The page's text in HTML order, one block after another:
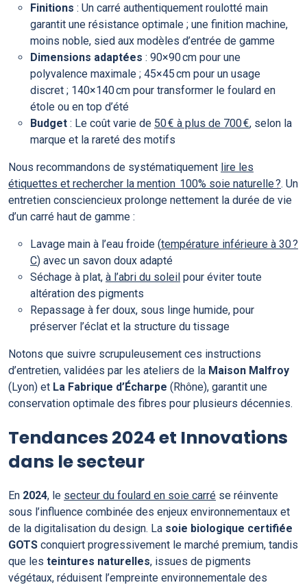
Finitions : Un carré authentiquement roulotté main
garantit une résistance optimale ; une finition machine,
moins noble, sied aux modèles d’entrée de gamme
Dimensions adaptées : 90×90 cm pour une
polyvalence maximale ; 45×45 cm pour un usage
discret ; 140×140 cm pour transformer le foulard en
étole ou en top d’été
Budget : Le coût varie de 50 € à plus de 700 €, selon la
marque et la rareté des motifs
Nous recommandons de systématiquement lire les
étiquettes et rechercher la mention 100% soie naturelle ?. Un
entretien consciencieux prolonge nettement la durée de vie
d’un carré haut de gamme :
Lavage main à l’eau froide (température inférieure à 30 ?
C) avec un savon doux adapté
Séchage à plat, à l’abri du soleil pour éviter toute
altération des pigments
Repassage à fer doux, sous linge humide, pour
préserver l’éclat et la structure du tissage
Notons que suivre scrupuleusement ces instructions
d’entretien, validées par les ateliers de la Maison Malfroy
(Lyon) et La Fabrique d’Écharpe (Rhône), garantit une
conservation optimale des fibres pour plusieurs décennies.
Tendances 2024 et Innovations
dans le secteur
En 2024, le secteur du foulard en soie carré se réinvente
sous l’influence combinée des enjeux environnementaux et
de la digitalisation du design. La soie biologique certifiée
GOTS conquiert progressivement le marché premium, tandis
que les teintures naturelles, issues de pigments
végétaux, réduisent l’empreinte environnementale des